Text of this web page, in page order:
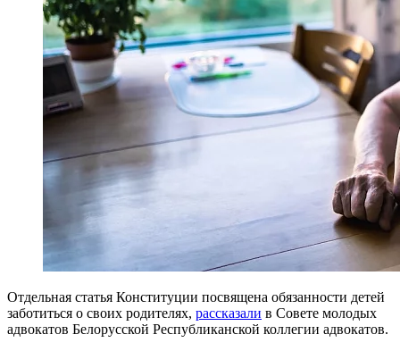
Отдельная статья Конституции посвящена обязанности детей
заботиться о своих родителях, рассказали в Совете молодых
адвокатов Белорусской Республиканской коллегии адвокатов.